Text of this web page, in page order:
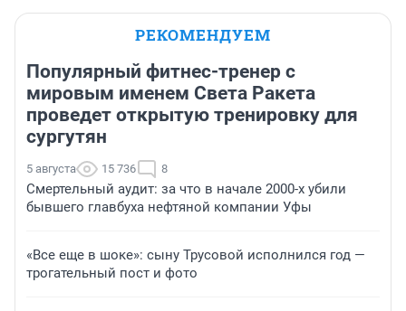
РЕКОМЕНДУЕМ
Популярный фитнес-тренер с
мировым именем Света Ракета
проведет открытую тренировку для
сургутян
5 августа 15 736 8
Смертельный аудит: за что в начале 2000-х убили
бывшего главбуха нефтяной компании Уфы
«Все еще в шоке»: сыну Трусовой исполнился год —
трогательный пост и фото